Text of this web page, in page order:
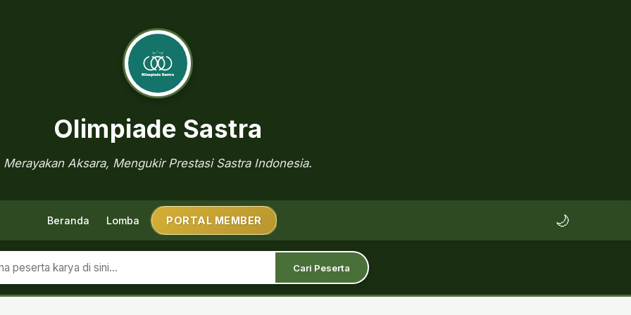
Olimpiade Sastra
Merayakan Aksara, Mengukir Prestasi Sastra Indonesia.
Beranda Lomba PORTAL MEMBER 🌙
Cari Peserta